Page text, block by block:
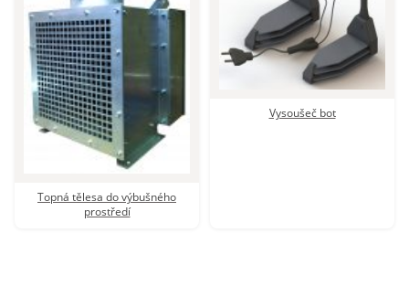
Topná tělesa do výbušného
prostředí
Vysoušeč bot